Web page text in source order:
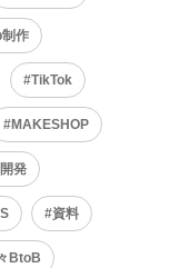
作
TikTok
MAKESHOP
発
資料
BtoB